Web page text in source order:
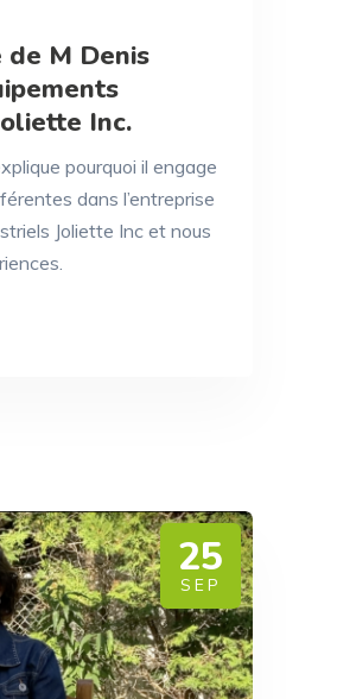
de M Denis
Inc.
pourquoi il engage
dans l’entreprise
Joliette Inc et nous
25
SEP